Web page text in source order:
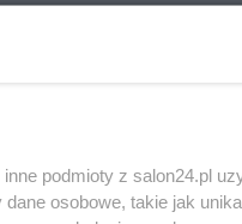
opozycji krytykę
kraj w kwietniu
podmioty z salon24.pl
osobowe, takie jak